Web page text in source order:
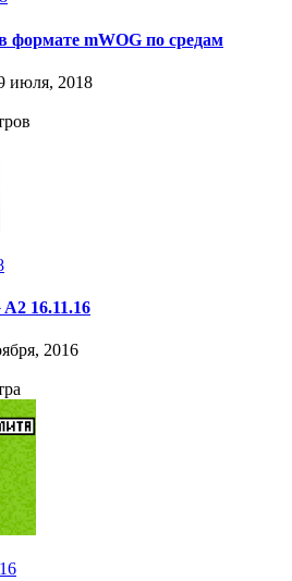
формате mWOG по средам
июля, 2018
16.11.16
2016